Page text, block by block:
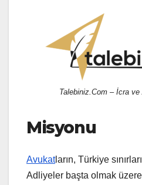
Talebiniz.Com – İcra
Misyonu
Avukatların, Türkiye
Adliyeler başta olmak